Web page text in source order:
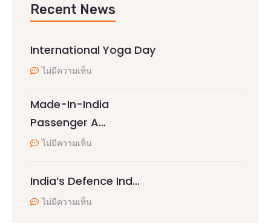
Recent News
International Yoga Day
ไม่มีความเห็น
Made-In-India
Passenger A…
ไม่มีความเห็น
India’s Defence Ind…
ไม่มีความเห็น